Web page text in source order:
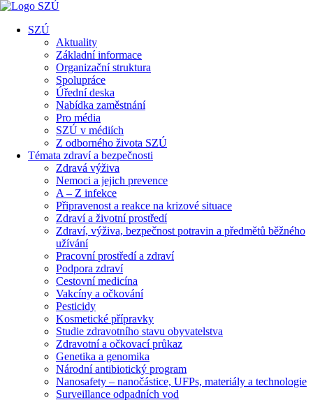
SZÚ
Aktuality
Základní informace
Organizační struktura
Spolupráce
Úřední deska
Nabídka zaměstnání
Pro média
SZÚ v médiích
Z odborného života SZÚ
Témata zdraví a bezpečnosti
Zdravá výživa
Nemoci a jejich prevence
A – Z infekce
Připravenost a reakce na krizové situace
Zdraví a životní prostředí
Zdraví, výživa, bezpečnost potravin a předmětů běžného
užívání
Pracovní prostředí a zdraví
Podpora zdraví
Cestovní medicína
Vakcíny a očkování
Pesticidy
Kosmetické přípravky
Studie zdravotního stavu obyvatelstva
Zdravotní a očkovací průkaz
Genetika a genomika
Národní antibiotický program
Nanosafety – nanočástice, UFPs, materiály a technologie
Surveillance odpadních vod